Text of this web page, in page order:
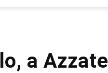
a Azzate